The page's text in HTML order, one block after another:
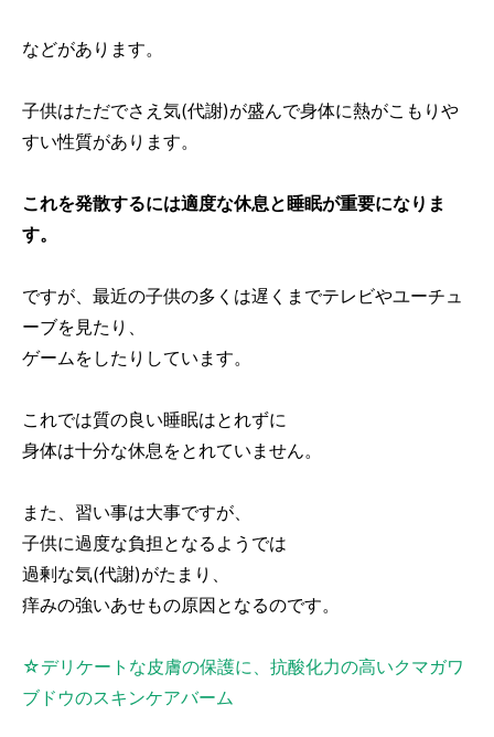
などがあります。
子供はただでさえ気(代謝)が盛んで身体に熱がこもりや
すい性質があります。
これを発散するには適度な休息と睡眠が重要になりま
す。
ですが、最近の子供の多くは遅くまでテレビやユーチュ
ーブを見たり、
ゲームをしたりしています。
これでは質の良い睡眠はとれずに
身体は十分な休息をとれていません。
また、習い事は大事ですが、
子供に過度な負担となるようでは
過剰な気(代謝)がたまり、
痒みの強いあせもの原因となるのです。
☆デリケートな皮膚の保護に、抗酸化力の高いクマガワ
ブドウのスキンケアバーム